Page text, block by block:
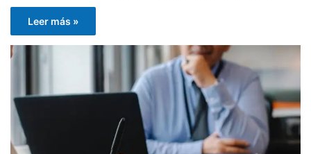
Leer más »